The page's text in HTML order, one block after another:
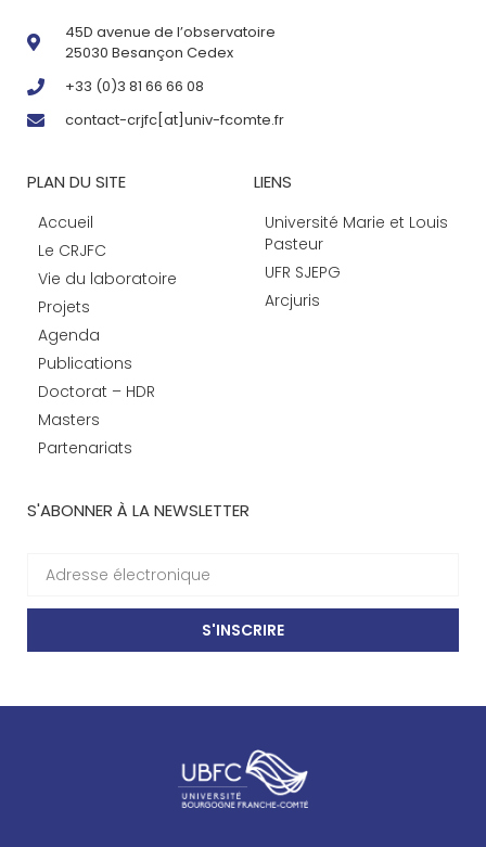
45D avenue de l’observatoire
25030 Besançon Cedex
+33 (0)3 81 66 66 08
contact-crjfc[at]univ-fcomte.fr
PLAN DU SITE
Accueil
Le CRJFC
Vie du laboratoire
Projets
Agenda
Publications
Doctorat – HDR
Masters
Partenariats
LIENS
Université Marie et Louis
Pasteur
UFR SJEPG
Arcjuris
S'ABONNER À LA NEWSLETTER
S'INSCRIRE